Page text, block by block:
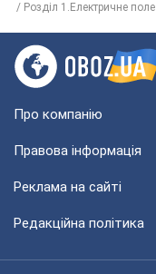
Розділ 1.Електричне поле
Про компанію
Правова інформація
Реклама на сайті
Редакційна політика